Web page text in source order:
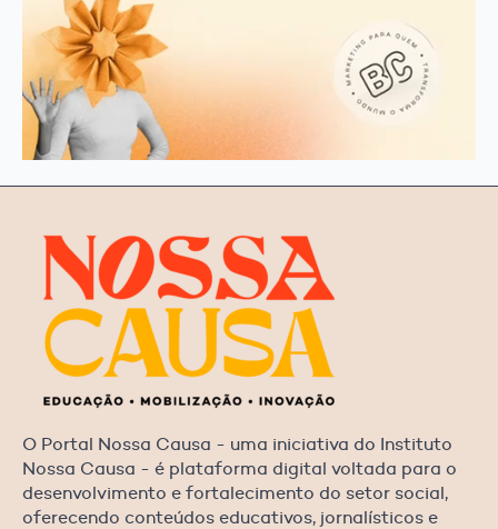
O Portal Nossa Causa - uma iniciativa do Instituto
Nossa Causa - é plataforma digital voltada para o
desenvolvimento e fortalecimento do setor social,
oferecendo conteúdos educativos, jornalísticos e